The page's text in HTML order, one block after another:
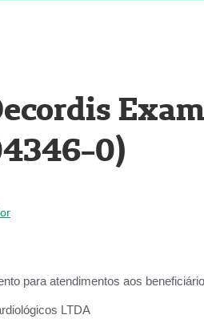
0)
para atendimentos aos
LTDA